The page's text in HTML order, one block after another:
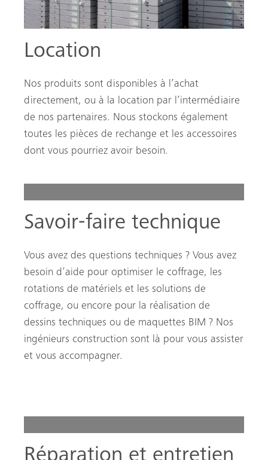
Location
Nos produits sont disponibles à l’achat
directement, ou à la location par l’intermédiaire
de nos partenaires. Nous stockons également
toutes les pièces de rechange et les accessoires
dont vous pourriez avoir besoin.
Savoir-faire technique
Vous avez des questions techniques ? Vous avez
besoin d’aide pour optimiser le coffrage, les
rotations de matériels et les solutions de
coffrage, ou encore pour la réalisation de
dessins techniques ou de maquettes BIM ? Nos
ingénieurs construction sont là pour vous assister
et vous accompagner.